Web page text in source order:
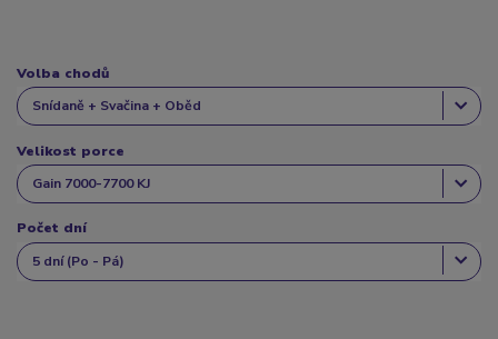
Volba chodů
Velikost porce
Počet dní